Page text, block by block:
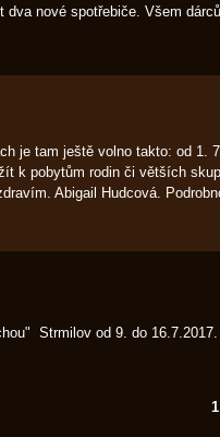
nové spotřebiče. Všem
je tam ještě volno takto: od 1.
k pobytům rodin či větších
Abigail Hudcová.
Strmilov od 9. do
1